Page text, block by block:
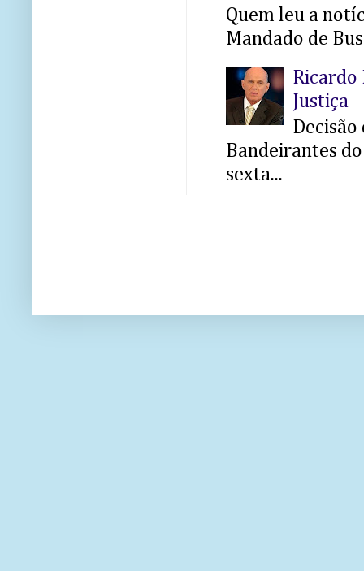
Quem leu a
Mandado de
Ricardo
Justiça
Decisão
Bandeirantes
sexta...